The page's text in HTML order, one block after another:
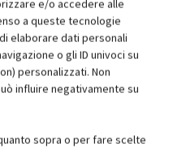
e/o accedere alle
a queste tecnologie
elaborare dati personali
o gli ID univoci su
personalizzati. Non
influire negativamente su
sopra o per fare scelte